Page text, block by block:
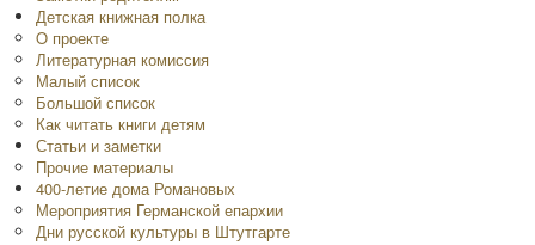
Детская книжная полка
O проекте
Литературная комиссия
Малый список
Большой список
Как читать книги детям
Статьи и заметки
Прочие материалы
400-летие дома Романовых
Мероприятия Германской епархии
Дни русской культуры в Штутгарте